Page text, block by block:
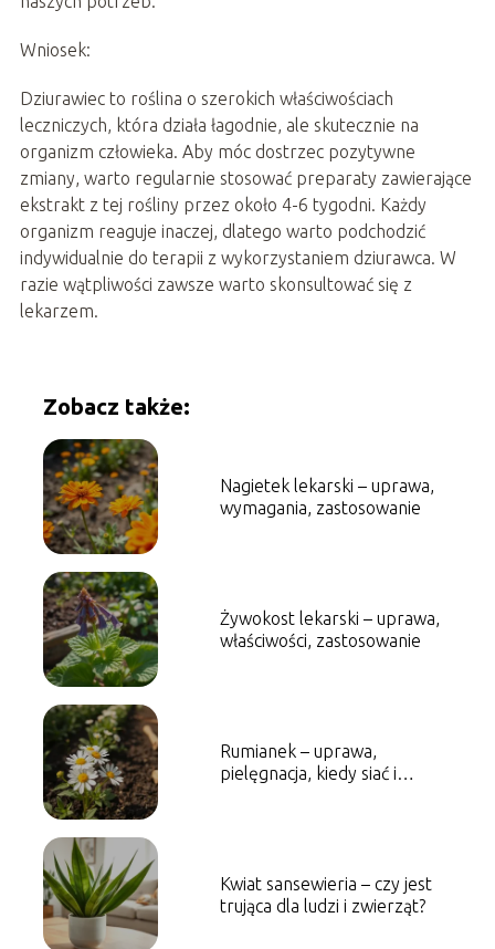
Wniosek:
Dziurawiec to roślina o szerokich właściwościach
leczniczych, która działa łagodnie, ale skutecznie na
organizm człowieka. Aby móc dostrzec pozytywne
zmiany, warto regularnie stosować preparaty zawierające
ekstrakt z tej rośliny przez około 4-6 tygodni. Każdy
organizm reaguje inaczej, dlatego warto podchodzić
indywidualnie do terapii z wykorzystaniem dziurawca. W
razie wątpliwości zawsze warto skonsultować się z
lekarzem.
Zobacz także:
Nagietek lekarski – uprawa,
wymagania, zastosowanie
Żywokost lekarski – uprawa,
właściwości, zastosowanie
Rumianek – uprawa,
pielęgnacja, kiedy siać i
Kwiat sansewieria – czy jest
trująca dla ludzi i zwierząt?